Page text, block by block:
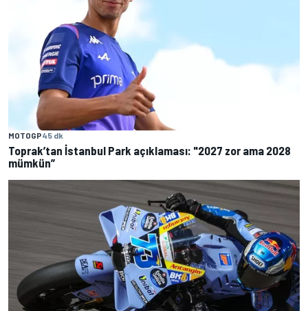
MOTOGP45 dk
Toprak’tan İstanbul Park açıklaması: "2027 zor ama 2028
mümkün”